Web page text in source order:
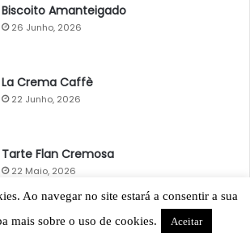
Biscoito Amanteigado
26 Junho, 2026
La Crema Caffè
22 Junho, 2026
Tarte Flan Cremosa
22 Maio, 2026
Ao navegar no site estará a consentir a sua
mais sobre o uso de cookies.
Aceitar